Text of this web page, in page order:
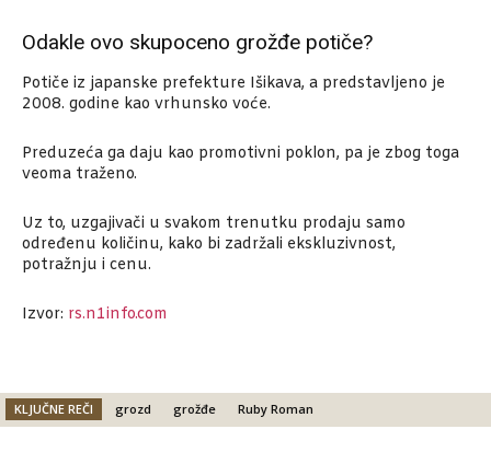
Odakle ovo skupoceno grožđe potiče?
Potiče iz japanske prefekture Išikava, a predstavljeno je
2008. godine kao vrhunsko voće.
Preduzeća ga daju kao promotivni poklon, pa je zbog toga
veoma traženo.
Uz to, uzgajivači u svakom trenutku prodaju samo
određenu količinu, kako bi zadržali ekskluzivnost,
potražnju i cenu.
Izvor: rs.n1info.com
KLJUČNE REČI grozd grožđe Ruby Roman